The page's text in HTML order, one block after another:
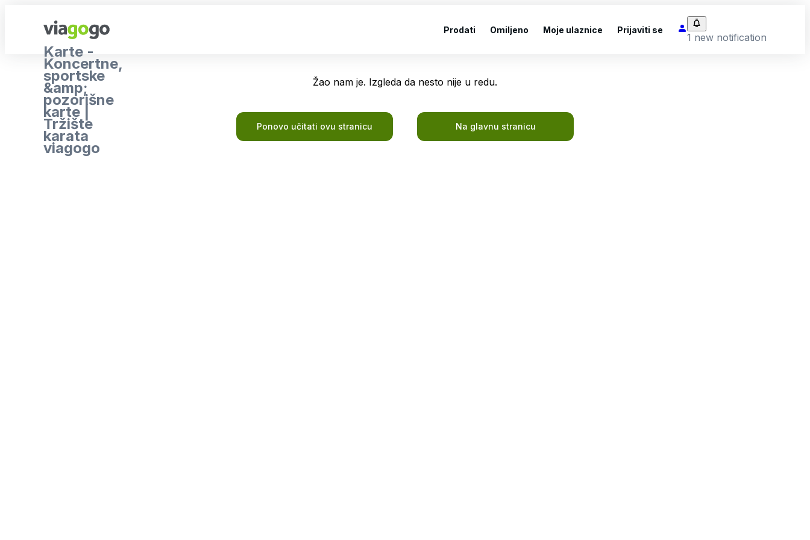
Karte -
Koncertne,
sportske
&amp;
pozorišne
karte |
Tržište
karata
viagogo
Prodati Omiljeno Moje ulaznice Prijaviti se
1 new notification
Žao nam je. Izgleda da nesto nije u redu.
Ponovo učitati ovu stranicu Na glavnu stranicu